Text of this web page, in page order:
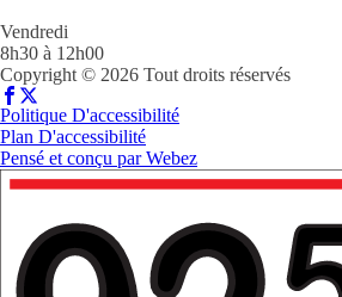
Vendredi
8h30 à 12h00
Copyright © 2026 Tout droits réservés
Politique D'accessibilité
Plan D'accessibilité
Pensé et conçu parWebez